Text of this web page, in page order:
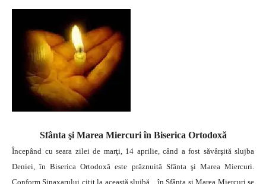
Sfânta şi Marea Miercuri în Biserica Ortodoxă
Începând cu seara zilei de marţi, 14 aprilie, când a fost săvârşită slujba
Deniei, în Biserica Ortodoxă este prăznuită Sfânta şi Marea Miercuri.
Conform Sinaxarului citit la această slujbă, „în Sfânta şi Marea Miercuri se